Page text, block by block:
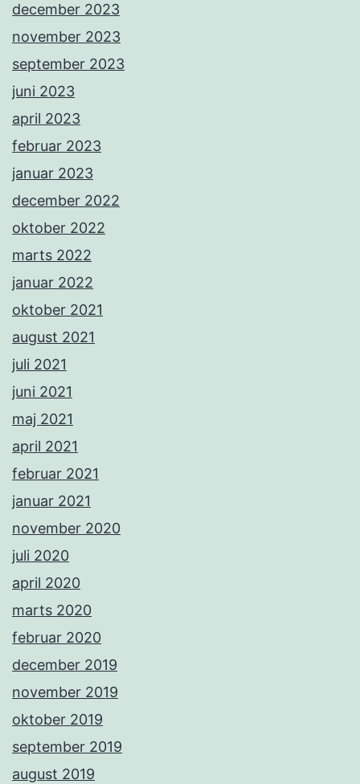
december 2023
november 2023
september 2023
juni 2023
april 2023
februar 2023
januar 2023
december 2022
oktober 2022
marts 2022
januar 2022
oktober 2021
august 2021
juli 2021
juni 2021
maj 2021
april 2021
februar 2021
januar 2021
november 2020
juli 2020
april 2020
marts 2020
februar 2020
december 2019
november 2019
oktober 2019
september 2019
august 2019